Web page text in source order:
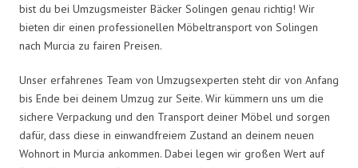
bist du bei Umzugsmeister Bäcker Solingen genau richtig! Wir
bieten dir einen professionellen Möbeltransport von Solingen
nach Murcia zu fairen Preisen.
Unser erfahrenes Team von Umzugsexperten steht dir von Anfang
bis Ende bei deinem Umzug zur Seite. Wir kümmern uns um die
sichere Verpackung und den Transport deiner Möbel und sorgen
dafür, dass diese in einwandfreiem Zustand an deinem neuen
Wohnort in Murcia ankommen. Dabei legen wir großen Wert auf